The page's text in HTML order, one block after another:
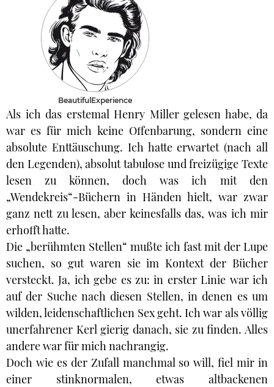
BeautifulExperience
Als ich das erstemal Henry Miller gelesen habe, da
war es für mich keine Offenbarung, sondern eine
absolute Enttäuschung. Ich hatte erwartet (nach all
den Legenden), absolut tabulose und freizügige Texte
lesen zu können, doch was ich mit den
„Wendekreis“-Büchern in Händen hielt, war zwar
ganz nett zu lesen, aber keinesfalls das, was ich mir
erhofft hatte.
Die „berühmten Stellen“ mußte ich fast mit der Lupe
suchen, so gut waren sie im Kontext der Bücher
versteckt. Ja, ich gebe es zu: in erster Linie war ich
auf der Suche nach diesen Stellen, in denen es um
wilden, leidenschaftlichen Sex geht. Ich war als völlig
unerfahrener Kerl gierig danach, sie zu finden. Alles
andere war für mich nachrangig.
Doch wie es der Zufall manchmal so will, fiel mir in
einer stinknormalen, etwas altbackenen